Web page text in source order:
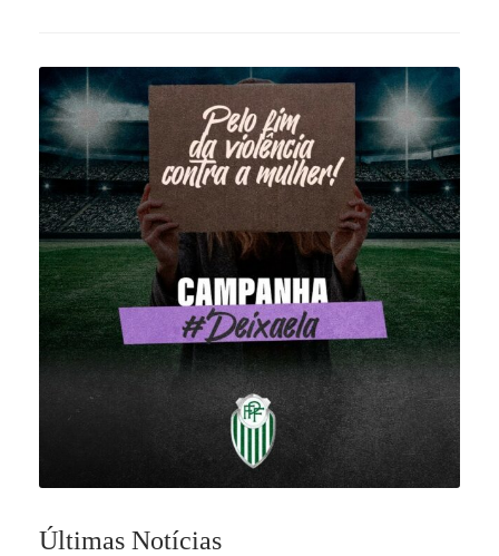
Últimas Notícias